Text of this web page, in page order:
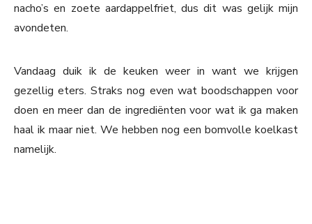
nacho’s en zoete aardappelfriet, dus dit was gelijk mijn
avondeten.
Vandaag duik ik de keuken weer in want we krijgen
gezellig eters. Straks nog even wat boodschappen voor
doen en meer dan de ingrediënten voor wat ik ga maken
haal ik maar niet. We hebben nog een bomvolle koelkast
namelijk.